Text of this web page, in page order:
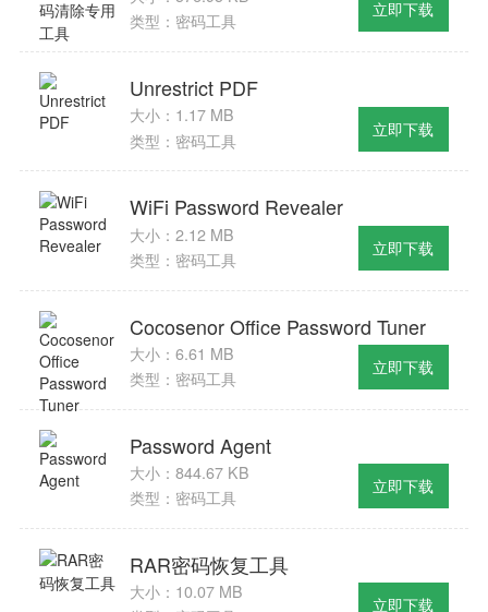
类型：密码工具
立即下载
Unrestrict PDF
大小：1.17 MB
类型：密码工具
立即下载
WiFi Password Revealer
大小：2.12 MB
类型：密码工具
立即下载
Cocosenor Office Password Tuner
大小：6.61 MB
类型：密码工具
立即下载
Password Agent
大小：844.67 KB
类型：密码工具
立即下载
RAR密码恢复工具
大小：10.07 MB
立即下载